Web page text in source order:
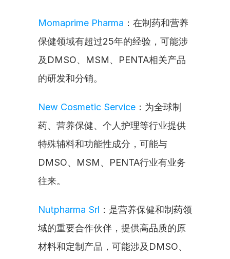
Momaprime Pharma ：在制药和营养
保健领域有超过25年的经验，可能涉
及DMSO、MSM、PENTA相关产品
的研发和分销。
New Cosmetic Service ：为全球制
药、营养保健、个人护理等行业提供
特殊辅料和功能性成分，可能与
DMSO、MSM、PENTA行业有业务
往来。
Nutpharma Srl ：是营养保健和制药领
域的重要合作伙伴，提供高品质的原
材料和定制产品，可能涉及DMSO、